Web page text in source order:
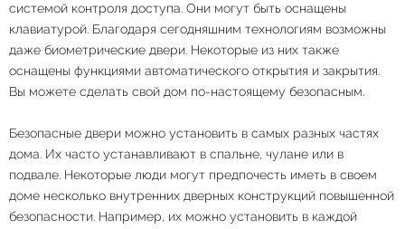
системой контроля доступа. Они могут быть оснащены
клавиатурой. Благодаря сегодняшним технологиям возможны
даже биометрические двери. Некоторые из них также
оснащены функциями автоматического открытия и закрытия.
Вы можете сделать свой дом по-настоящему безопасным.
Безопасные двери можно установить в самых разных частях
дома. Их часто устанавливают в спальне, чулане или в
подвале. Некоторые люди могут предпочесть иметь в своем
доме несколько внутренних дверных конструкций повышенной
безопасности. Например, их можно установить в каждой